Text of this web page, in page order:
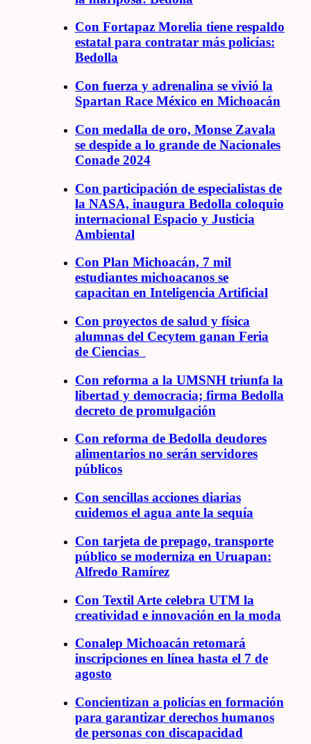
Con Fortapaz Morelia tiene respaldo
estatal para contratar más policías:
Bedolla
Con fuerza y adrenalina se vivió la
Spartan Race México en Michoacán
Con medalla de oro, Monse Zavala
se despide a lo grande de Nacionales
Conade 2024
Con participación de especialistas de
la NASA, inaugura Bedolla coloquio
internacional Espacio y Justicia
Ambiental
Con Plan Michoacán, 7 mil
estudiantes michoacanos se
capacitan en Inteligencia Artificial
Con proyectos de salud y física
alumnas del Cecytem ganan Feria
de Ciencias
Con reforma a la UMSNH triunfa la
libertad y democracia; firma Bedolla
decreto de promulgación
Con reforma de Bedolla deudores
alimentarios no serán servidores
públicos
Con sencillas acciones diarias
cuidemos el agua ante la sequía
Con tarjeta de prepago, transporte
público se moderniza en Uruapan:
Alfredo Ramírez
Con Textil Arte celebra UTM la
creatividad e innovación en la moda
Conalep Michoacán retomará
inscripciones en línea hasta el 7 de
agosto
Concientizan a policías en formación
para garantizar derechos humanos
de personas con discapacidad